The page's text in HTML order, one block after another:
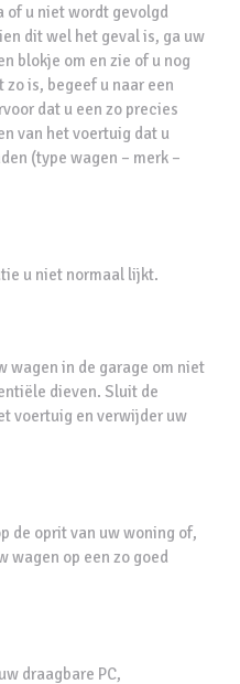
of u niet wordt gevolgd
dit wel het geval is, ga uw
blokje om en zie of u nog
is, begeef u naar een
dat u een zo precies
van het voertuig dat u
(type wagen – merk –
u niet normaal lijkt.
wagen in de garage om niet
dieven. Sluit de
voertuig en verwijder uw
de oprit van uw woning of,
wagen op een zo goed
draagbare PC,